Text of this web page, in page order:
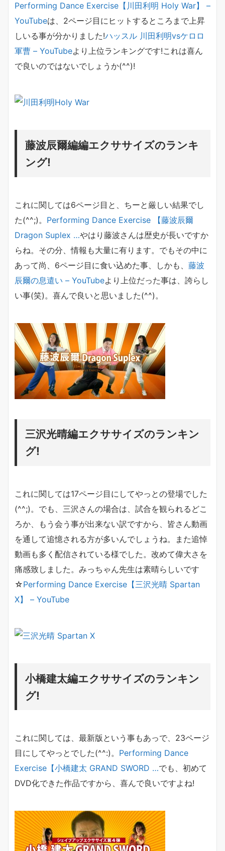
Performing Dance Exercise【川田利明 Holy War】 –
YouTubeは、2ページ目にヒットするところまで上昇
しいる事が分かりました!ハッスル 川田利明vsケロロ
軍曹 – YouTubeより上位ランキングです!これは喜ん
で良いのではないでしょうか(^^)!
藤波辰爾編編エクササイズのランキ
ング!
これに関しては6ページ目と、ちーと厳しい結果でし
た(^^;)。 Performing Dance Exercise 【藤波辰爾
Dragon Suplex …やはり藤波さんは歴史が長いですか
らね。その分、情報も大量に有ります。でもその中に
あって尚、6ページ目に食い込めた事、しかも、 藤波
辰爾の息遣い – YouTubeより上位だった事は、誇らし
い事(笑)。喜んで良いと思いました(^^)。
三沢光晴編エクササイズのランキン
グ!
これに関しては17ページ目にしてやっとの登場でした
(^^;)。でも、三沢さんの場合は、試合を観られるどこ
ろか、もう会う事が出来ない訳ですから、皆さん動画
を通して追憶される方が多いんでしょうね。また追悼
動画も多く配信されている様でした。改めて偉大さを
痛感致しました。みっちゃん先生は素晴らしいです
☆Performing Dance Exercise【三沢光晴 Spartan
X】 – YouTube
小橋建太編エクササイズのランキン
グ!
これに関しては、最新版という事もあっで、23ページ
目にしてやっとでした(^^:)。 Performing Dance
Exercise【小橋建太 GRAND SWORD …でも、初めて
DVD化できた作品ですから、喜んで良いですよね!